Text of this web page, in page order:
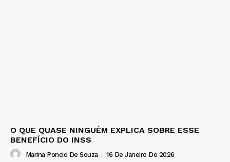
O QUE QUASE NINGUÉM EXPLICA SOBRE ESSE
BENEFÍCIO DO INSS
Marina Poncio De Souza - 16 De Janeiro De 2026